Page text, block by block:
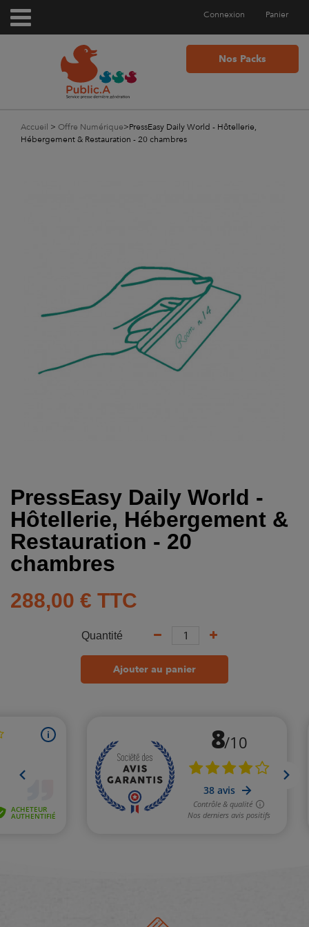
Panier
Connexion
Nos Packs
Accueil > Offre Numérique>PressEasy Daily World - Hôtellerie,
Hébergement & Restauration - 20 chambres
PressEasy Daily World -
Hôtellerie, Hébergement &
Restauration - 20
chambres
288,00 € TTC
Quantité
Ajouter au panier